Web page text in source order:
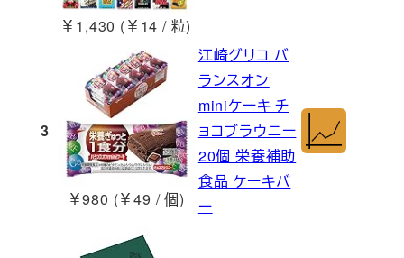
￥1,430 (￥14 / 粒)
3
￥980 (￥49 / 個)
江崎グリコ バ
ランスオン
miniケーキ チ
ョコブラウニー
20個 栄養補助
食品 ケーキバ
ー